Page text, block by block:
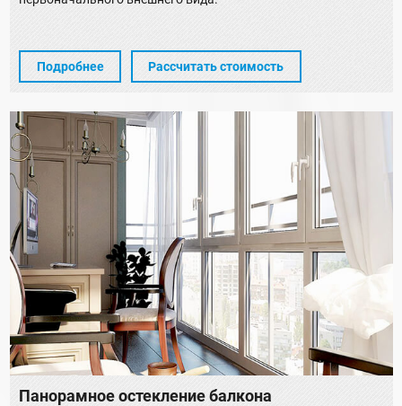
Подробнее Рассчитать стоимость
Панорамное остекление балкона